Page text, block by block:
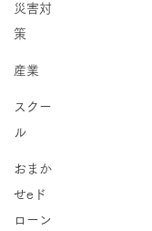
災害対
策
産業
スクー
ル
おまか
せeド
ローン